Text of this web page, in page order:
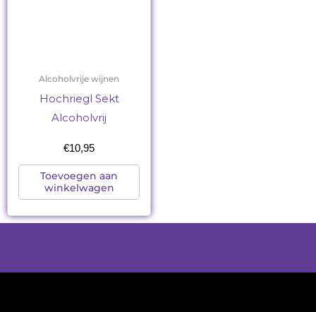
Alcoholvrije wijnen
Hochriegl Sekt
Alcoholvrij
€10,95
Toevoegen aan
winkelwagen